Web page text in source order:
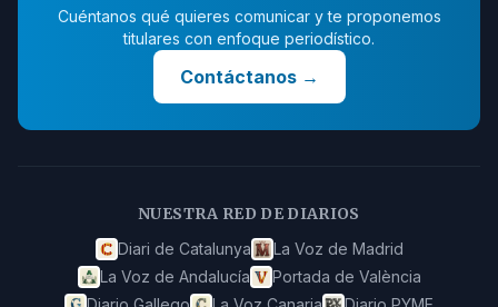
Cuéntanos qué quieres comunicar y te proponemos
titulares con enfoque periodístico.
Contáctanos→
NUESTRA RED DE DIARIOS
Diari de Catalunya
La Voz de Madrid
La Voz de Andalucía
Portada de València